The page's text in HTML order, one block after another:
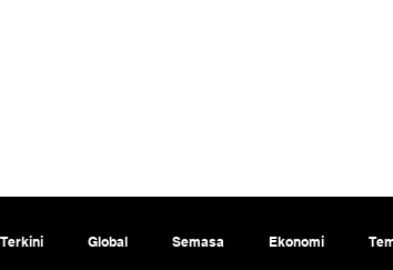
Terkini Global Semasa Ekonomi